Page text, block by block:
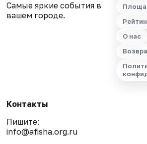
Самые яркие события в
вашем городе.
О нас
Контакты
Пишите:
info@afisha.org.ru